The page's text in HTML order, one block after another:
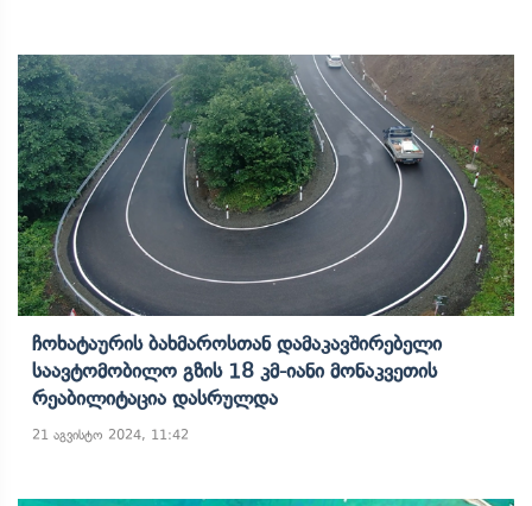
Ჩოხატაურის Ბახმაროსთან Დამაკავშირებელი
Საავტომობილო Გზის 18 Კმ-Იანი Მონაკვეთის
Რეაბილიტაცია Დასრულდა
21 აგვისტო 2024, 11:42